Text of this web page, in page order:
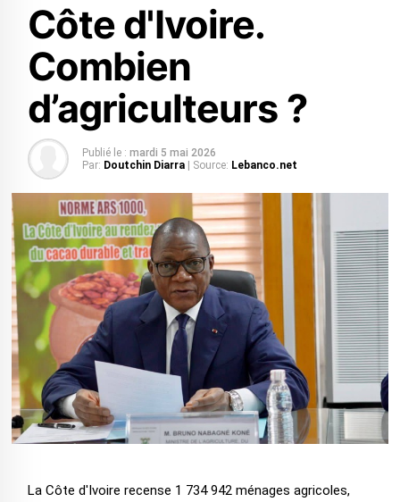
Côte d'Ivoire.
Combien
d’agriculteurs ?
Publié le : mardi 5 mai 2026
Par: Doutchin Diarra | Source: Lebanco.net
La Côte d'Ivoire recense 1 734 942 ménages agricoles,